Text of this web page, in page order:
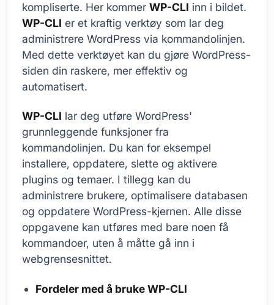
kompliserte. Her kommer WP-CLI inn i bildet.
WP-CLI er et kraftig verktøy som lar deg
administrere WordPress via kommandolinjen.
Med dette verktøyet kan du gjøre WordPress-
siden din raskere, mer effektiv og
automatisert.
WP-CLI lar deg utføre WordPress'
grunnleggende funksjoner fra
kommandolinjen. Du kan for eksempel
installere, oppdatere, slette og aktivere
plugins og temaer. I tillegg kan du
administrere brukere, optimalisere databasen
og oppdatere WordPress-kjernen. Alle disse
oppgavene kan utføres med bare noen få
kommandoer, uten å måtte gå inn i
webgrensesnittet.
Fordeler med å bruke WP-CLI